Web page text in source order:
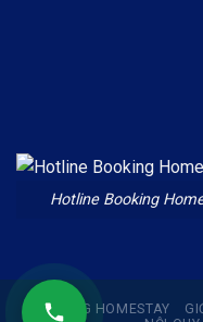
Hotline Booking
BOOKING HOMESTAY